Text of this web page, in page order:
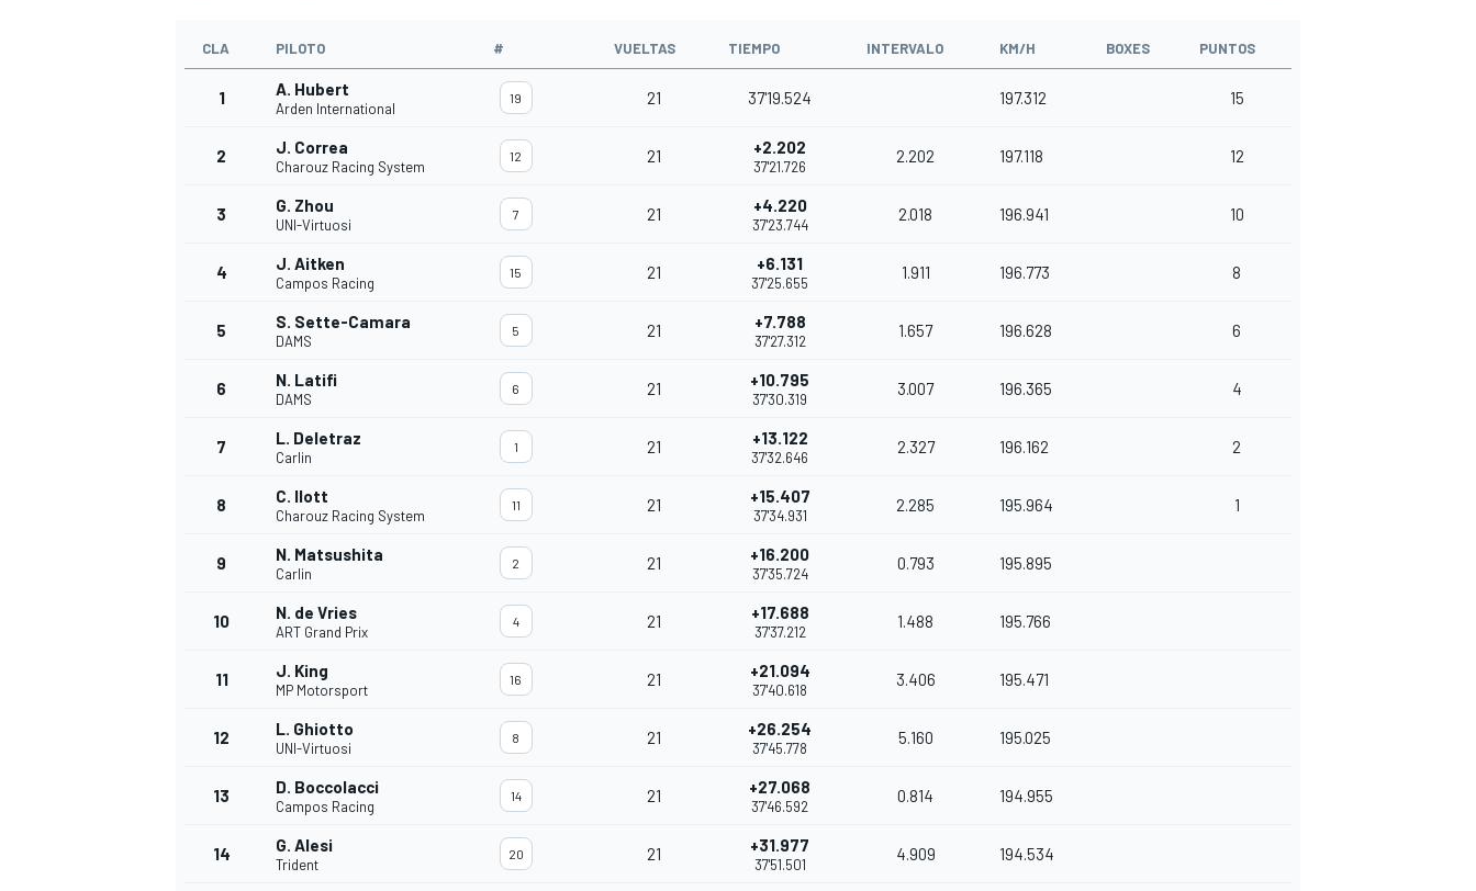
FÓRMULA E
CLA PILOTO # VUELTAS TIEMPO INTERVALO KM/H BOXES PUNTOS
1 A. Hubert
Arden International
19 21 37'19.524 197.312 15
2 J. Correa
Charouz Racing System
12 21 +2.202
37'21.726
2.202 197.118 12
3 G. Zhou
UNI-Virtuosi
7 21 +4.220
37'23.744
2.018 196.941 10
4 J. Aitken
Campos Racing
15 21 +6.131
37'25.655
1.911 196.773 8
5 S. Sette-Camara
DAMS
5 21 +7.788
37'27.312
1.657 196.628 6
6 N. Latifi
DAMS
6 21 +10.795
37'30.319
3.007 196.365 4
7 L. Deletraz
Carlin
1 21 +13.122
37'32.646
2.327 196.162 2
8 C. Ilott
Charouz Racing System
11 21 +15.407
37'34.931
2.285 195.964 1
9 N. Matsushita
Carlin
2 21 +16.200
37'35.724
0.793 195.895
10 N. de Vries
ART Grand Prix
4 21 +17.688
37'37.212
1.488 195.766
11 J. King
MP Motorsport
16 21 +21.094
37'40.618
3.406 195.471
12 L. Ghiotto
UNI-Virtuosi
8 21 +26.254
37'45.778
5.160 195.025
13 D. Boccolacci
Campos Racing
14 21 +27.068
37'46.592
0.814 194.955
14 G. Alesi
Trident
20 21 +31.977
37'51.501
4.909 194.534